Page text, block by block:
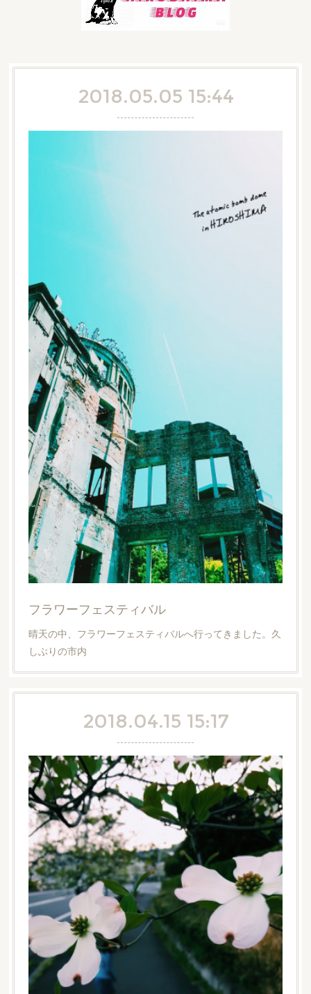
2018.05.05 15:44
フラワーフェスティバル
晴天の中、フラワーフェスティバルへ行ってきました。久
しぶりの市内
2018.04.15 15:17